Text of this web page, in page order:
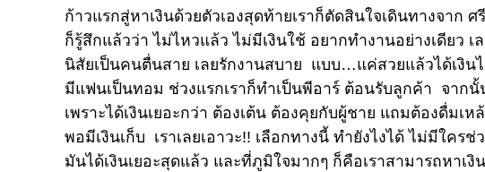
ก้าวแรกสู่หาเงินด้วยตัวเองสุดท้ายเราก็ตัดสินใจเดินทางจาก
ก็รู้สึกแล้วว่า ไม่ไหวแล้ว ไม่มีเงินใช้ อยากทำงานอย่างเดียว
นิสัยเป็นคนตื่นสาย เลยรักงานสบาย แบบ…แค่สวยแล้วได้เงินไ
มีแฟนเป็นทอม ช่วงแรกเราก็ทำเป็นพีอาร์ ต้อนรับลูกค้า จากนั้
เพราะได้เงินเยอะกว่า ต้องเต้น ต้องคุยกับผู้ชาย แถมต้องดื่มเ
พอมีเงินเก็บ เราเลยเอาวะ!! เลือกทางนี้ ทำยังไงได้ ไม่มีใคร
มันได้เงินเยอะสุดแล้ว และที่ภูมิใจมากๆ ก็คือเราสามารถหาเ